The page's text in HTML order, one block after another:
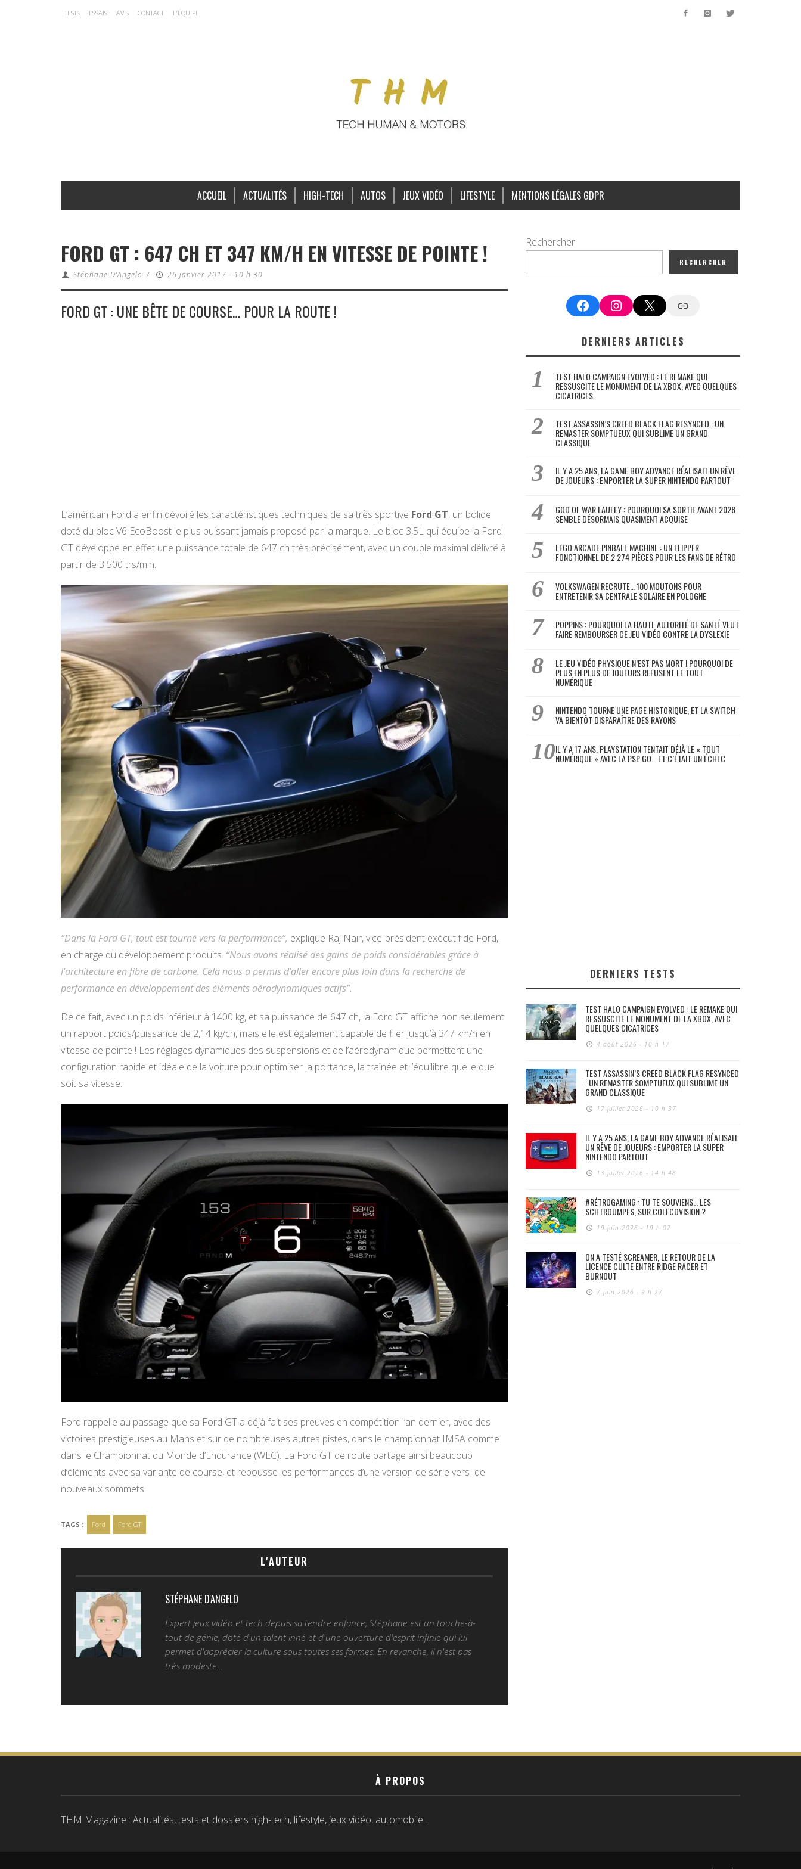
TESTS ESSAIS AVIS CONTACT L’ÉQUIPE
ACCUEIL ACTUALITÉS HIGH-TECH AUTOS JEUX VIDÉO LIFESTYLE MENTIONS LÉGALES GDPR
FORD GT : 647 CH ET 347 KM/H EN VITESSE DE POINTE !
Stéphane D'Angelo / 26 janvier 2017 - 10 h 30
FORD GT : UNE BÊTE DE COURSE… POUR LA ROUTE !
L’américain Ford a enfin dévoilé les caractéristiques techniques de sa très sportive Ford GT, un bolide
doté du bloc V6 EcoBoost le plus puissant jamais proposé par la marque. Le bloc 3,5L qui équipe la Ford
GT développe en effet une puissance totale de 647 ch très précisément, avec un couple maximal délivré à
partir de 3 500 trs/min.
“Dans la Ford GT, tout est tourné vers la performance”, explique Raj Nair, vice-président exécutif de Ford,
en charge du développement produits. “Nous avons réalisé des gains de poids considérables grâce à
l’architecture en fibre de carbone. Cela nous a permis d’aller encore plus loin dans la recherche de
performance en développement des éléments aérodynamiques actifs”.
De ce fait, avec un poids inférieur à 1400 kg, et sa puissance de 647 ch, la Ford GT affiche non seulement
un rapport poids/puissance de 2,14 kg/ch, mais elle est également capable de filer jusqu’à 347 km/h en
vitesse de pointe ! Les réglages dynamiques des suspensions et de l’aérodynamique permettent une
configuration rapide et idéale de la voiture pour optimiser la portance, la traînée et l’équilibre quelle que
soit sa vitesse.
Ford rappelle au passage que sa Ford GT a déjà fait ses preuves en compétition l’an dernier, avec des
victoires prestigieuses au Mans et sur de nombreuses autres pistes, dans le championnat IMSA comme
dans le Championnat du Monde d’Endurance (WEC). La Ford GT de route partage ainsi beaucoup
d’éléments avec sa variante de course, et repousse les performances d’une version de série vers de
nouveaux sommets.
TAGS : Ford Ford GT
L'AUTEUR
STÉPHANE D'ANGELO
Expert jeux vidéo et tech depuis sa tendre enfance, Stéphane est un touche-à-
tout de génie, doté d'un talent inné et d'une ouverture d'esprit infinie qui lui
permet d'apprécier la culture sous toutes ses formes. En revanche, il n'est pas
très modeste...
Rechercher
RECHERCHER
FacebookInstagram
X Google News
DERNIERS ARTICLES
TEST HALO CAMPAIGN EVOLVED : LE REMAKE QUI
RESSUSCITE LE MONUMENT DE LA XBOX, AVEC QUELQUES
CICATRICES
TEST ASSASSIN’S CREED BLACK FLAG RESYNCED : UN
REMASTER SOMPTUEUX QUI SUBLIME UN GRAND
CLASSIQUE
IL Y A 25 ANS, LA GAME BOY ADVANCE RÉALISAIT UN RÊVE
DE JOUEURS : EMPORTER LA SUPER NINTENDO PARTOUT
GOD OF WAR LAUFEY : POURQUOI SA SORTIE AVANT 2028
SEMBLE DÉSORMAIS QUASIMENT ACQUISE
LEGO ARCADE PINBALL MACHINE : UN FLIPPER
FONCTIONNEL DE 2 274 PIÈCES POUR LES FANS DE RÉTRO
VOLKSWAGEN RECRUTE… 100 MOUTONS POUR
ENTRETENIR SA CENTRALE SOLAIRE EN POLOGNE
POPPINS : POURQUOI LA HAUTE AUTORITÉ DE SANTÉ VEUT
FAIRE REMBOURSER CE JEU VIDÉO CONTRE LA DYSLEXIE
LE JEU VIDÉO PHYSIQUE N’EST PAS MORT ! POURQUOI DE
PLUS EN PLUS DE JOUEURS REFUSENT LE TOUT
NUMÉRIQUE
NINTENDO TOURNE UNE PAGE HISTORIQUE, ET LA SWITCH
VA BIENTÔT DISPARAÎTRE DES RAYONS
IL Y A 17 ANS, PLAYSTATION TENTAIT DÉJÀ LE « TOUT
NUMÉRIQUE » AVEC LA PSP GO… ET C’ÉTAIT UN ÉCHEC
DERNIERS TESTS
TEST HALO CAMPAIGN EVOLVED : LE REMAKE QUI
RESSUSCITE LE MONUMENT DE LA XBOX, AVEC
QUELQUES CICATRICES
4 août 2026 - 10 h 17
TEST ASSASSIN’S CREED BLACK FLAG RESYNCED
: UN REMASTER SOMPTUEUX QUI SUBLIME UN
GRAND CLASSIQUE
17 juillet 2026 - 10 h 37
IL Y A 25 ANS, LA GAME BOY ADVANCE RÉALISAIT
UN RÊVE DE JOUEURS : EMPORTER LA SUPER
NINTENDO PARTOUT
13 juillet 2026 - 14 h 48
#RÉTROGAMING : TU TE SOUVIENS… LES
SCHTROUMPFS, SUR COLECOVISION ?
19 juin 2026 - 19 h 02
ON A TESTÉ SCREAMER, LE RETOUR DE LA
LICENCE CULTE ENTRE RIDGE RACER ET
BURNOUT
7 juin 2026 - 9 h 27
À PROPOS
THM Magazine : Actualités, tests et dossiers high-tech, lifestyle, jeux vidéo, automobile…